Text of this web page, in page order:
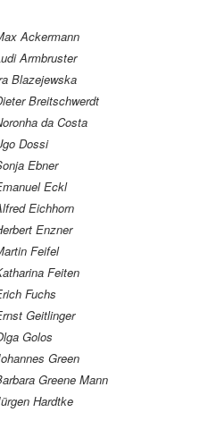
Ackermann
Armbruster
Blazejewska
Breitschwerdt
da Costa
Dossi
Ebner
Eckl
Eichhorn
Enzner
Feifel
Feiten
Fuchs
Geitlinger
Golos
Green
Greene Mann
Hardtke